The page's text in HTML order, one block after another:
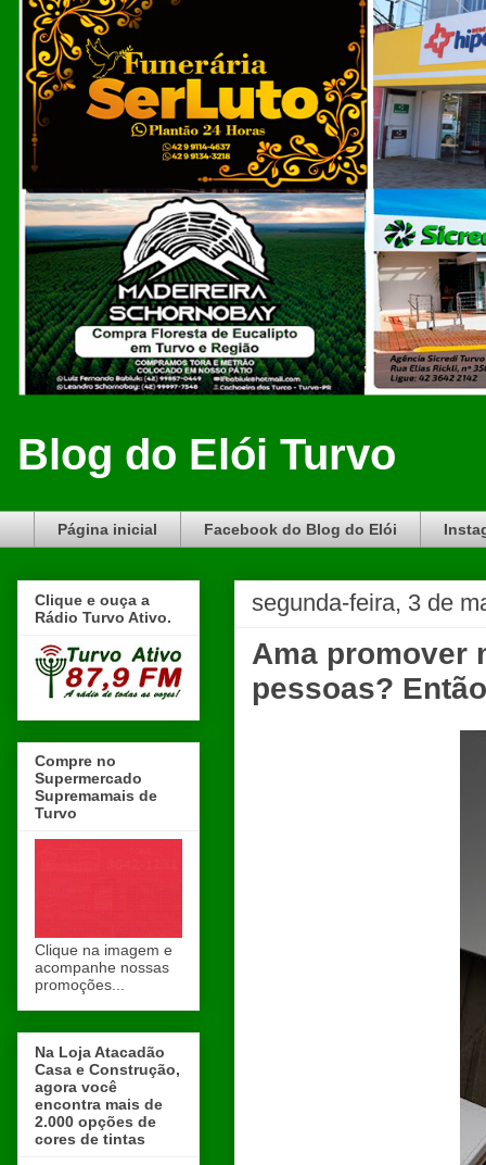
Blog do Elói Turvo
Página inicial Facebook do Blog do Elói
segunda-feira, 3 de
Ama promover
pessoas?
Clique e ouça a
Rádio Turvo Ativo.
Compre no
Supermercado
Supremamais de
Turvo
Clique na imagem e
acompanhe nossas
promoções...
Na Loja Atacadão
Casa e Construção,
agora você
encontra mais de
2.000 opções de
cores de tintas